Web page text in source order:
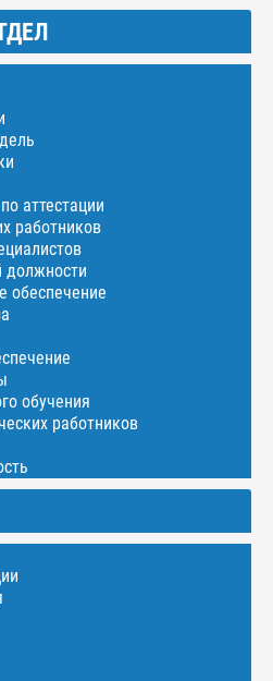
аттестации
работников
должности
обеспечение
обучения
работников